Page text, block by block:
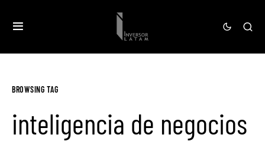
BROWSING TAG
inteligencia de negocios